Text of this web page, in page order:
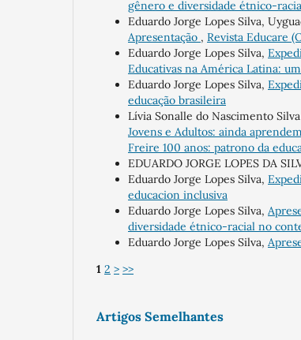
gênero e diversidade étnico-
Eduardo Jorge Lopes Silva,
Apresentação , Revista Educare
Eduardo Jorge Lopes Silva,
Educativas na América Latina:
Eduardo Jorge Lopes Silva,
educação brasileira
Lívia Sonalle do Nascimento
Jovens e Adultos: ainda
Freire 100 anos: patrono da
EDUARDO JORGE LOPES DA
Eduardo Jorge Lopes Silva,
educacion inclusiva
Eduardo Jorge Lopes Silva,
diversidade étnico-racial no
Eduardo Jorge Lopes Silva,
1 2 > >>
Artigos Semelhantes